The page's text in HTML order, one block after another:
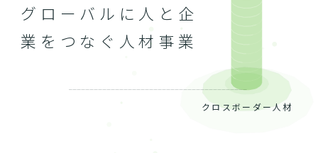
グローバルに人と企
業をつなぐ人材事業
クロスボーダー人材